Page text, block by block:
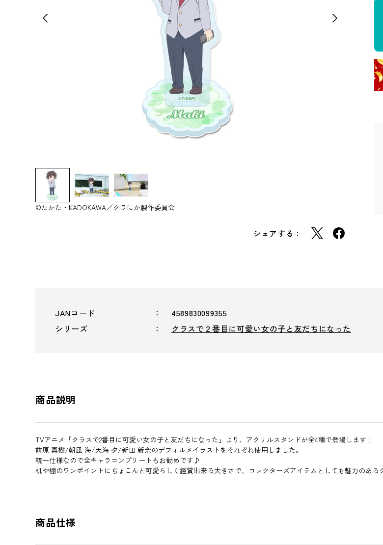
©たかた・KADOKAWA／クラにか製作委員会
シェアする：
JANコード
4589830099355
シリーズ
クラスで２番目に可愛い女の子と友だちになった
商品説明
TVアニメ「クラスで2番目に可愛い女の子と友だちになった」より、アクリルスタンドが全4種で登場します！
前原 真樹/朝凪 海/天海 夕/新田 新奈のデフォルメイラストをそれぞれ使用しました。
統一仕様なので全キャラコンプリートもお勧めです♪
机や棚のワンポイントにちょこんと可愛らしく鑑賞出来る大きさで、コレクターズアイテムとしても魅力のある
商品仕様